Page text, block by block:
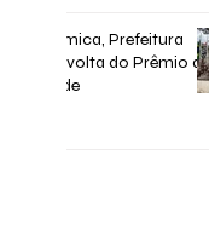
Após polêmica, Prefeitura
confirma volta do Prêmio de
Assiduidade